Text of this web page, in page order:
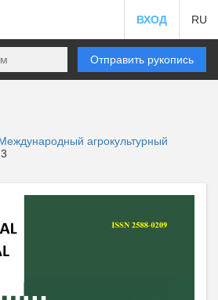
ВХОД RU
Отправить рукопись
агрокультурный